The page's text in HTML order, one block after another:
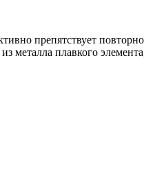
препятствует
металла плавкого